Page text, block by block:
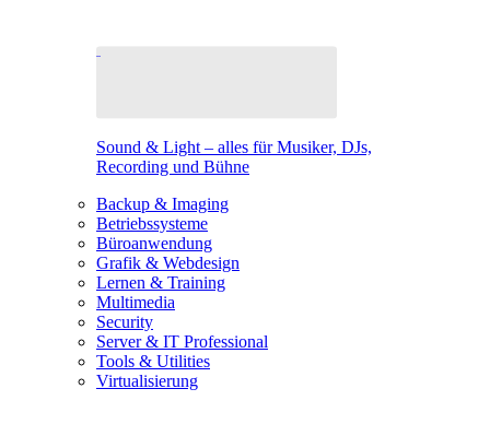
Sound & Light – alles für Musiker, DJs,
Recording und Bühne
Backup & Imaging
Betriebssysteme
Büroanwendung
Grafik & Webdesign
Lernen & Training
Multimedia
Security
Server & IT Professional
Tools & Utilities
Virtualisierung